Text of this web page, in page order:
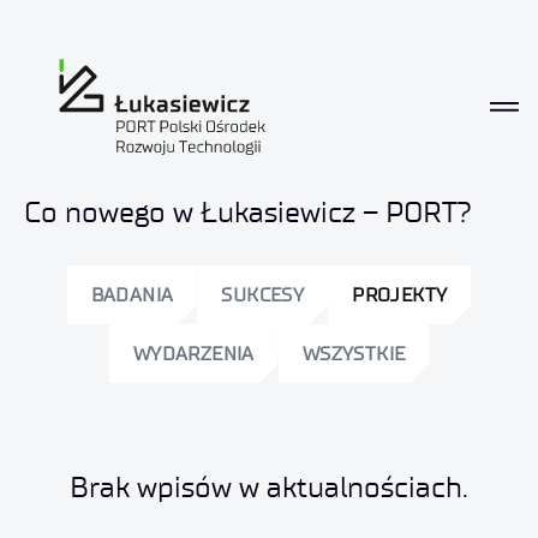
Aktualności
Co nowego w Łukasiewicz – PORT?
BADANIA PROJEKTY
SUKCESY
WYDARZENIA WSZYSTKIE
Brak wpisów w aktualnościach.